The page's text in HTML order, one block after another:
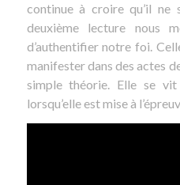
continue à croire qu’il ne
deuxième lecture nous
d’authentifier notre foi.
manifester dans des actes
simple théorie. Elle se
lorsqu’elle est mise à